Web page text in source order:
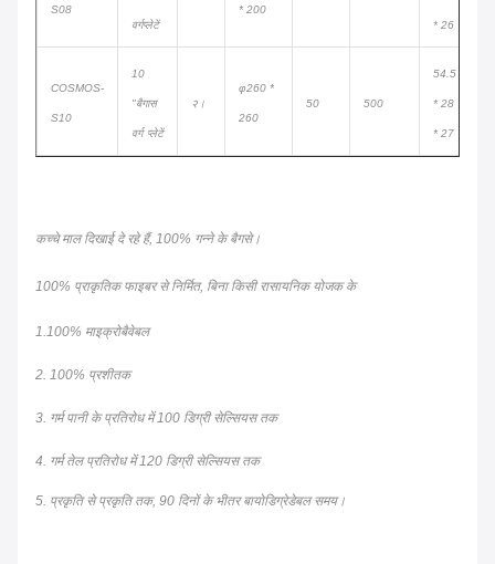
S08
वर्गप्लेटें
* 200
* ​​26
COSMOS-
S10
10
"बैगास
वर्ग प्लेटें
२।
φ260 *
260
50 500
54.5
* 28
* 27
कच्चे माल दिखाई दे रहे हैं, 100% गन्ने के बैगसे।
100% प्राकृतिक फाइबर से निर्मित, बिना किसी रासायनिक योजक के
1.100% माइक्रोबैवेबल
2. 100% प्रशीतक
3. गर्म पानी के प्रतिरोध में 100 डिग्री सेल्सियस तक
4. गर्म तेल प्रतिरोध में 120 डिग्री सेल्सियस तक
5. प्रकृति से प्रकृति तक, 90 दिनों के भीतर बायोडिग्रेडेबल समय।